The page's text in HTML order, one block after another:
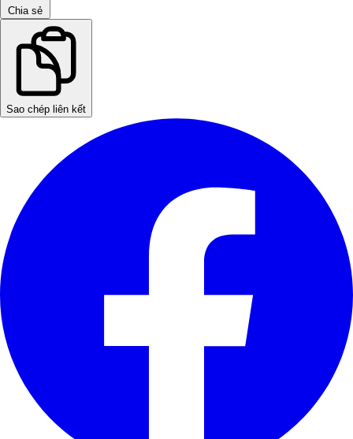
Chia sẻ
Sao chép liên kết